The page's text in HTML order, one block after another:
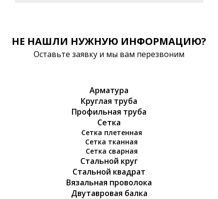
НЕ НАШЛИ НУЖНУЮ ИНФОРМАЦИЮ?
Оставьте заявку и мы вам перезвоним
Арматура
Круглая труба
Профильная труба
Сетка
Сетка плетенная
Сетка тканная
Сетка сварная
Стальной круг
Стальной квадрат
Вязальная проволока
Двутавровая балка